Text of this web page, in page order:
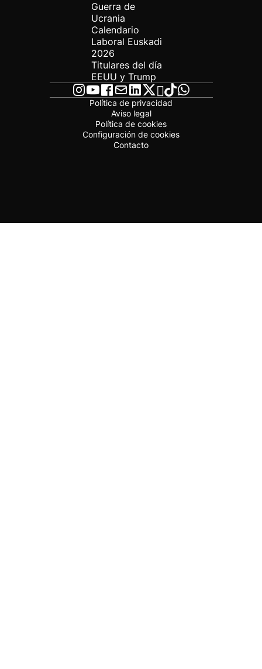
Guerra de
Ucrania
Calendario
Laboral Euskadi
2026
Titulares del día
EEUU y Trump
Política de privacidad
Aviso legal
Política de cookies
Configuración de cookies
Contacto